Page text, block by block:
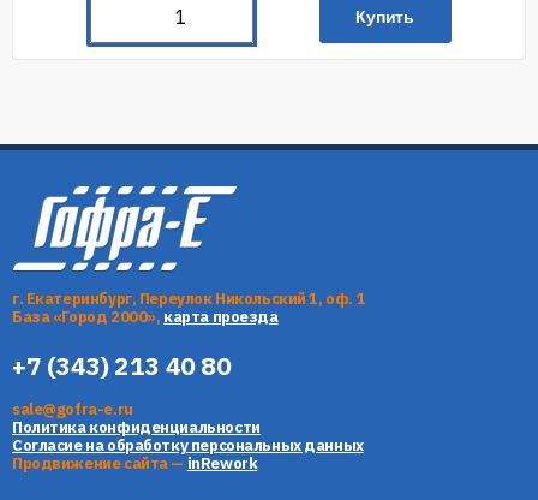
Купить
г. Екатеринбург, Переулок Никольский 1, оф. 1
База «Город 2000», карта проезда
+7 (343) 213 40 80
sale@gofra-e.ru
Политика конфиденциальности
Согласие на обработку персональных данных
Продвижение сайта — inRework